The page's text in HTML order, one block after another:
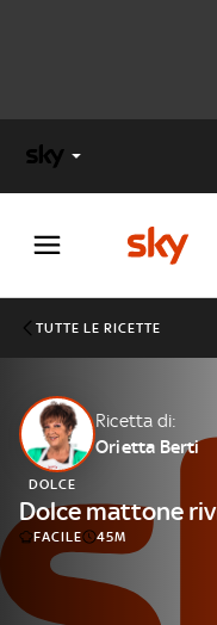
Cos’altro vedere:
PROGRAMMI SKY
Un mondo di offerte:
SKY.IT
NOW
TUTTE LE RICETTE
Ricetta di:
Orietta Berti
DOLCE
Dolce mattone
FACILE 45M